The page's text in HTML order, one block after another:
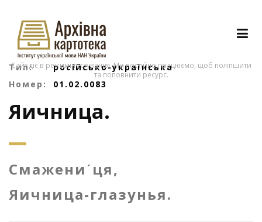
Сайт діє в режимі тестування. Ми постійно працюємо, щоб поліпшити
та поповнити ресурс.
Тип:
російсько-українська
Номер:
01.02.0083
Яичница.
Смажениˊця,
Яичница-глазунья.